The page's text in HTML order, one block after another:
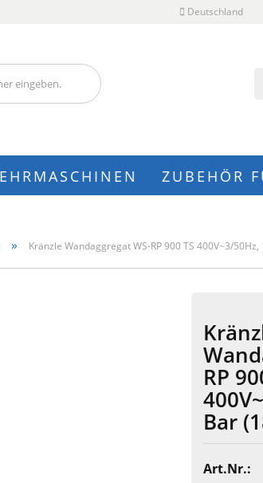
Deutschland
Passwort vergessen?
ZUBEHÖR
» Kränzle Wandaggregat WS-RP 900 TS 400V~3/
RP
Bar
Art.Nr.: